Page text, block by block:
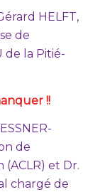
HELFT,
de
de la Pitié-
!!
de
et Dr.
chargé de